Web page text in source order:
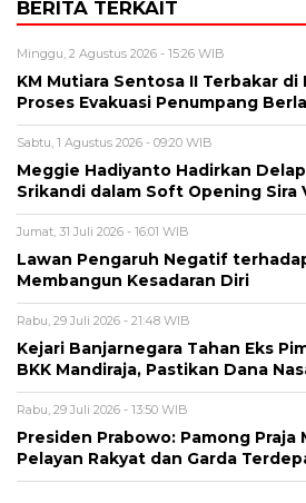
BERITA TERKAIT
Minggu, 2 Agustus 2026 - 15:26 WIB
KM Mutiara Sentosa II Terbakar di
Proses Evakuasi Penumpang
Sabtu, 1 Agustus 2026 - 09:20 WIB
Meggie Hadiyanto Hadirkan
Srikandi dalam Soft Opening Sira
Jumat, 31 Juli 2026 - 16:01 WIB
Lawan Pengaruh Negatif
Membangun Kesadaran Diri
Rabu, 29 Juli 2026 - 21:48 WIB
Kejari Banjarnegara Tahan Eks
BKK Mandiraja, Pastikan Dana
Rabu, 29 Juli 2026 - 13:50 WIB
Presiden Prabowo: Pamong Praja
Pelayan Rakyat dan Garda